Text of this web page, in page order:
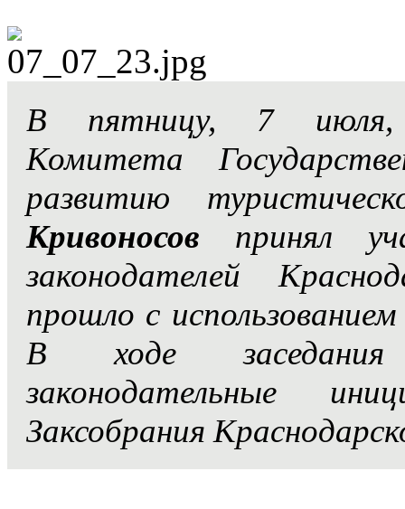
В пятницу, 7 июля,
Комитета
развитию
Кривоносов принял
законодателей
прошло с
В ходе заседания
законодательные
Заксобрания